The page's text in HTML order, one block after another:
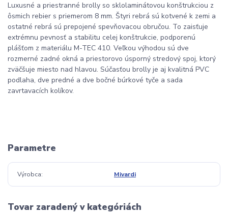
Luxusné a priestranné brolly so sklolaminátovou konštrukciou z
ôsmich rebier s priemerom 8 mm. Štyri rebrá sú kotvené k zemi a
ostatné rebrá sú prepojené spevňovacou obručou. To zaisťuje
extrémnu pevnosť a stabilitu celej konštrukcie, podporenú
plášťom z materiálu M-TEC 410. Veľkou výhodou sú dve
rozmerné zadné okná a priestorovo úsporný stredový spoj, ktorý
zväčšuje miesto nad hlavou. Súčasťou brolly je aj kvalitná PVC
podlaha, dve predné a dve bočné búrkové tyče a sada
zavrtavacích kolíkov.
Parametre
Výrobca Mivardi
Tovar zaradený v kategóriách